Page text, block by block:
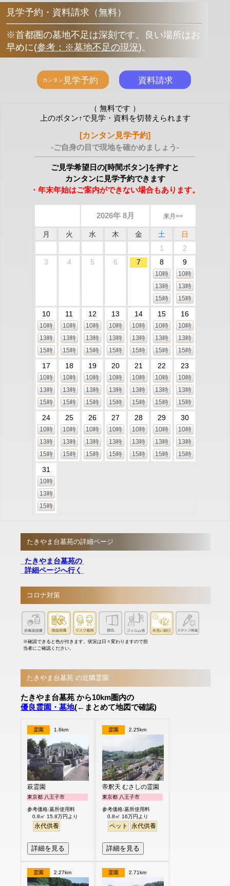
見学予約・資料請求（無料）
※首都圏の墓地不足は深刻です。良い場所はお
早めに(参考：※墓地不足の現況)。
（ 無料です ）
上のボタン↑で見学・資料を切替えられます
[カンタン見学予約]
-ご自身の目で現地を確かめましょう-
ご見学希望日の[時間ボタン]を押すと
カンタンに見学予約できます
・年末年始はご案内ができない場合もあります。
2026年 8月 来月>>
月 火 水 木 金 土
日
1
2
3
4 5 6 7 8
10時
13時
15時
9
10時
13時
15時
10
10時
13時
15時
11
10時
13時
15時
12
10時
13時
15時
13
10時
13時
15時
14
10時
13時
15時
15
10時
13時
15時
16
10時
13時
15時
17
10時
13時
15時
18
10時
13時
15時
19
10時
13時
15時
20
10時
13時
15時
21
10時
13時
15時
22
10時
13時
15時
23
10時
13時
15時
24
10時
13時
15時
25
10時
13時
15時
26
10時
13時
15時
27
10時
13時
15時
28
10時
13時
15時
29
10時
13時
15時
30
10時
13時
15時
31
10時
13時
15時
たきやま台墓苑の詳細ページ
たきやま台墓苑の
詳細ページへ行く
コロナ対策
※確認できると色が付きます。状況は日々変わりますので担
当者にご確認ください。
たきやま台墓苑 の近隣霊園
たきやま台墓苑 から10km圏内の
優良霊園・墓地(←まとめて地図で確認)
霊園 1.6km
萩霊園
東京都 八王子市
参考価格:墓所使用料
0.8㎡ 15.8万円より
永代供養
詳細を見る
霊園 2.25km
帝釈天 むさしの霊園
東京都 八王子市
参考価格:墓所使用料
0.8㎡ 16万円より
ペット 永代供養
詳細を見る
霊園 2.27km 霊園 2.71km